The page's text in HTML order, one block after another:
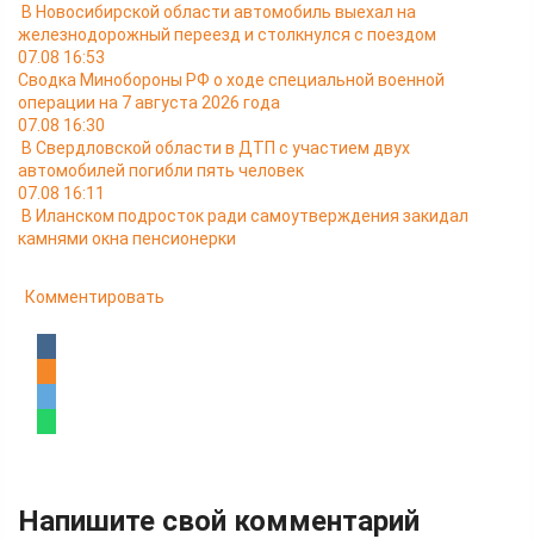
В Новосибирской области автомобиль выехал на
железнодорожный переезд и столкнулся с поездом
07.08 16:53
Сводка Минобороны РФ о ходе специальной военной
операции на 7 августа 2026 года
07.08 16:30
В Свердловской области в ДТП с участием двух
автомобилей погибли пять человек
07.08 16:11
В Иланском подросток ради самоутверждения закидал
камнями окна пенсионерки
Комментировать
Напишите свой комментарий